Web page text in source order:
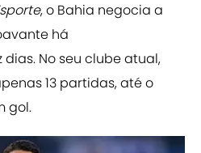
, o Bahia negocia a
há
No seu clube atual,
13 partidas, até o
gol.